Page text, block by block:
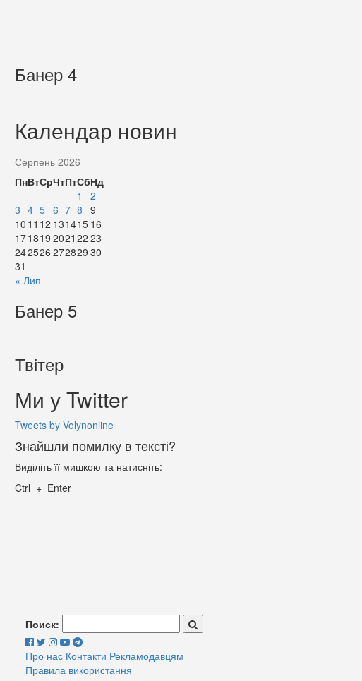
Банер 4
Календар новин
Серпень 2026
ПнВтСрЧтПтСбНд
1
2
3 4 5 6 7 8 9
10 11 12 131415 16
171819 2021 22 23
242526 272829 30
31
« Лип
Банер 5
Твітер
Ми у Twitter
Tweets by Volynonline
Знайшли помилку в тексті?
Виділіть її мишкою та натисніть:
Ctrl + Enter
Поиск:
Про нас Контакти Рекламодавцям
Правила використання